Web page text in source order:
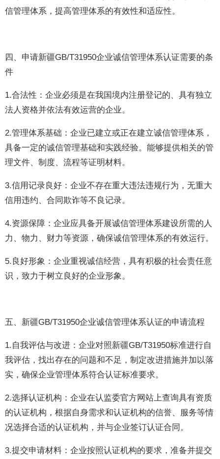
信管理体系，提高管理体系的有效性和适应性。
四、申请新疆GB/T31950企业诚信管理体系认证需要的条
件
1.合法性：企业必须是在我国境内注册登记的、具有独立
法人资格并依法有效运营的企业。
2.管理体系基础：企业已建立或正在建立诚信管理体系，
具备一定的诚信管理基础和实践经验。能够提供相关的管
理文件、制度、流程等证明材料。
3.信用记录良好：企业不存在重大违法违规行为，无重大
信用违约、合同欺诈等不良记录。
4.资源保障：企业应具备开展诚信管理体系建设所需的人
力、物力、财力等资源，确保诚信管理体系的有效运行。
5.良好形象：企业重视诚信经营，具有积极的社会责任意
识，致力于树立良好的企业形象。
五、新疆GB/T31950企业诚信管理体系认证的申请流程
1.自我评估与改进：企业对照新疆GB/T31950标准进行自
我评估，找出存在的问题和不足，制定改进措施并加以落
实，确保企业管理体系符合认证标准要求。
2.选择认证机构：企业在认监委官方网站上查询具有资质
的认证机构，根据自身需求和认证机构的信誉、服务等情
况选择合适的认证机构，并与企业签订认证合同。
3.提交申请材料：企业按照认证机构的要求，准备并提交